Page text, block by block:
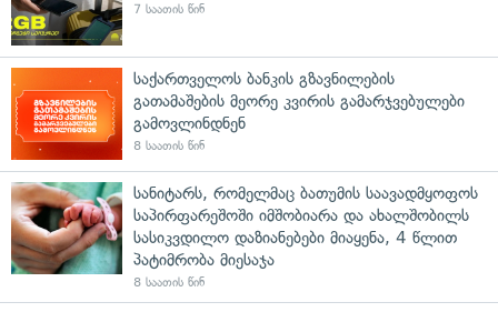
7 საათის წინ
საქართველოს ბანკის გზავნილების
გათამაშების მეორე კვირის გამარჯვებულები
გამოვლინდნენ
8 საათის წინ
სანიტარს, რომელმაც ბათუმის საავადმყოფოს
საპირფარეშოში იმშობიარა და ახალშობილს
სასიკვდილო დაზიანებები მიაყენა, 4 წლით
პატიმრობა მიესაჯა
8 საათის წინ